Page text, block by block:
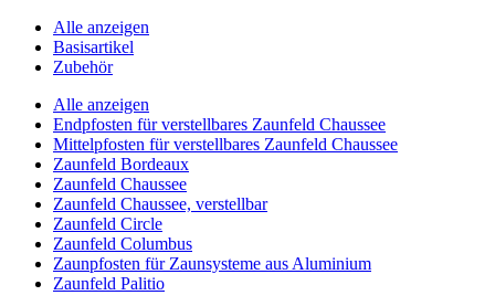
Alle anzeigen
Basisartikel
Zubehör
Alle anzeigen
Endpfosten für verstellbares Zaunfeld Chaussee
Mittelpfosten für verstellbares Zaunfeld Chaussee
Zaunfeld Bordeaux
Zaunfeld Chaussee
Zaunfeld Chaussee, verstellbar
Zaunfeld Circle
Zaunfeld Columbus
Zaunpfosten für Zaunsysteme aus Aluminium
Zaunfeld Palitio